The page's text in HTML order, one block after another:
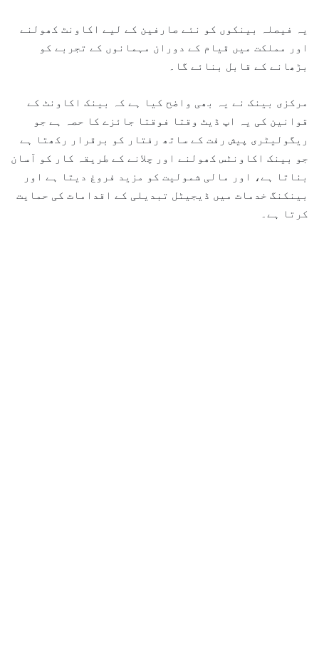
یہ فیصلہ بینکوں کو نئے صارفین کے لیے اکاونٹ کھولنے
اور مملکت میں قیام کے دوران مہمانوں کے تجربے کو
بڑھانے کے قابل بنائے گا۔
مرکزی بینک نے یہ بھی واضح کیا ہے کہ بینک اکاونٹ کے
قوانین کی یہ اپ ڈیٹ وقتا فوقتا جائزے کا حصہ ہے جو
ریگولیٹری پیش رفت کے ساتھ رفتار کو برقرار رکھتا ہے
جو بینک اکاونٹس کھولنے اور چلانے کے طریقہ کار کو آسان
بناتا ہے، اور مالی شمولیت کو مزید فروغ دیتا ہے اور
بینکنگ خدمات میں ڈیجیٹل تبدیلی کے اقدامات کی حمایت
کرتا ہے۔